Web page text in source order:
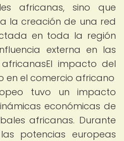
africanas, sino que
la creación de una red
en toda la región
externa en las
impacto del
en el comercio africano
tuvo un impacto
económicas de
africanas. Durante
potencias europeas